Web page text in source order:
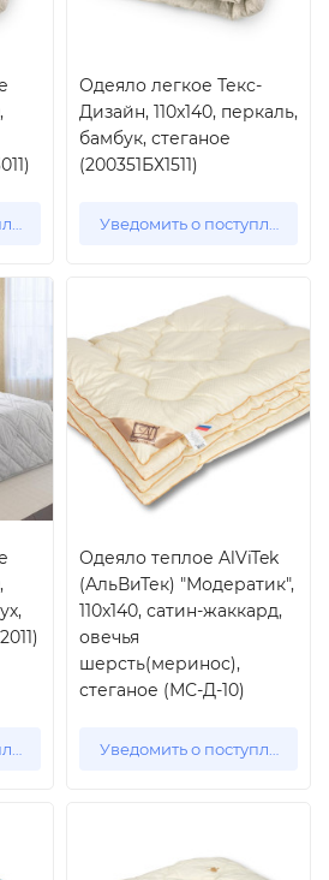
Одеяло легкое Текс-
Дизайн, 110x140, перкаль,
бамбук, стеганое
(200351БХ1511)
Уведомить о поступлении
Одеяло теплое AlViTek
(АльВиТек) "Модератик",
110x140, сатин-жаккард,
овечья
шерсть(меринос),
стеганое (МС-Д-10)
Уведомить о поступлении